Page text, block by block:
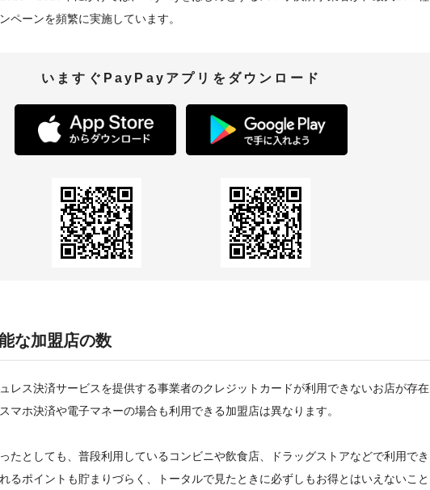
ペーンを頻繁に実施しています。
いますぐ PayPay アプリをダウンロード
な加盟店の数
レス決済サービスを提供する事業者のクレジットカードが利用できないお店が存在
マホ決済や電子マネーの場合も利用できる加盟店は異なります。
たとしても、普段利用しているコンビニや飲食店、ドラッグストアなどで利用でき
るポイントも貯まりづらく、トータルで見たときに必ずしもお得とはいえないこと